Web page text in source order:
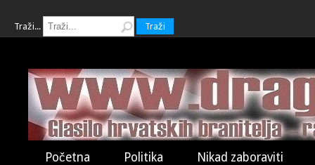
Traži... Traži
Početna Politika Nikad zaboraviti